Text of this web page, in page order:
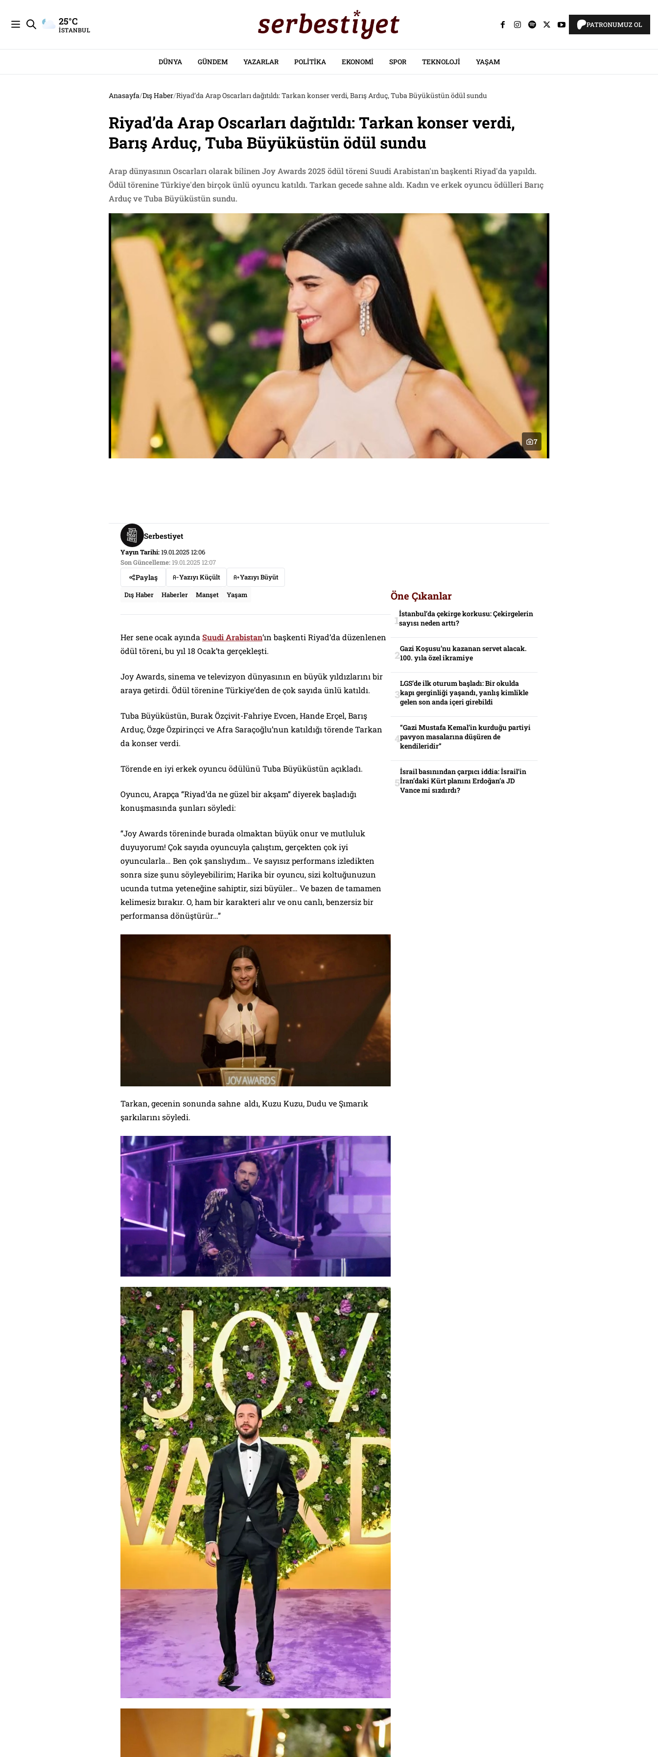
25°C
İSTANBUL
PATRONUMUZ OL
DÜNYA GÜNDEM YAZARLAR POLITIKA EKONOMI SPOR TEKNOLOJI YAŞAM
Anasayfa/Dış Haber/Riyad’da Arap Oscarları dağıtıldı: Tarkan konser verdi, Barış Arduç, Tuba Büyüküstün ödül sundu
Riyad’da Arap Oscarları dağıtıldı: Tarkan konser verdi,
Barış Arduç, Tuba Büyüküstün ödül sundu
Arap dünyasının Oscarları olarak bilinen Joy Awards 2025 ödül töreni Suudi Arabistan'ın başkenti Riyad'da yapıldı.
Ödül törenine Türkiye'den birçok ünlü oyuncu katıldı. Tarkan gecede sahne aldı. Kadın ve erkek oyuncu ödülleri Barıç
Arduç ve Tuba Büyüküstün sundu.
7
Serbestiyet
Yayın Tarihi:19.01.2025 12:06
Son Güncelleme: 19.01.2025 12:07
Paylaş Yazıyı Küçült
Yazıyı Büyüt
Dış Haber
Haberler Manşet Yaşam
Her sene ocak ayında Suudi Arabistan‘ın başkenti Riyad’da düzenlenen
ödül töreni, bu yıl 18 Ocak’ta gerçekleşti.
Joy Awards, sinema ve televizyon dünyasının en büyük yıldızlarını bir
araya getirdi. Ödül törenine Türkiye’den de çok sayıda ünlü katıldı.
Tuba Büyüküstün, Burak Özçivit-Fahriye Evcen, Hande Erçel, Barış
Arduç, Özge Özpirinçci ve Afra Saraçoğlu’nun katıldığı törende Tarkan
da konser verdi.
Törende en iyi erkek oyuncu ödülünü Tuba Büyüküstün açıkladı.
Oyuncu, Arapça “Riyad’da ne güzel bir akşam” diyerek başladığı
konuşmasında şunları söyledi:
“Joy Awards töreninde burada olmaktan büyük onur ve mutluluk
duyuyorum! Çok sayıda oyuncuyla çalıştım, gerçekten çok iyi
oyuncularla… Ben çok şanslıydım… Ve sayısız performans izledikten
sonra size şunu söyleyebilirim; Harika bir oyuncu, sizi koltuğunuzun
ucunda tutma yeteneğine sahiptir, sizi büyüler… Ve bazen de tamamen
kelimesiz bırakır. O, ham bir karakteri alır ve onu canlı, benzersiz bir
performansa dönüştürür…”
Tarkan, gecenin sonunda sahne aldı, Kuzu Kuzu, Dudu ve Şımarık
şarkılarını söyledi.
Öne Çıkanlar
İstanbul’da çekirge korkusu: Çekirgelerin
sayısı neden arttı?
Gazi Koşusu’nu kazanan servet alacak.
100. yıla özel ikramiye
LGS’de ilk oturum başladı: Bir okulda
kapı gerginliği yaşandı, yanlış kimlikle
gelen son anda içeri girebildi
“Gazi Mustafa Kemal’in kurduğu partiyi
pavyon masalarına düşüren de
kendileridir”
İsrail basınından çarpıcı iddia: İsrail’in
İran’daki Kürt planını Erdoğan’a JD
Vance mi sızdırdı?